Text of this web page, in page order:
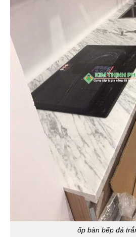
ốp bàn bếp đá